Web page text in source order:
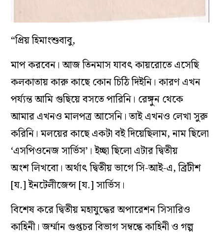
“প্রিয় হিমাংশুবাবু,
মাপ করবেন। আজ তিনমাস যাবৎ কায়রোতে এসেছি
কলকাতায় কারু কাছে কোন চিঠি দিইনি। কারণ এখন
পর্য্যন্ত আমি গুছিয়ে বসতে পারিনি। রেঙ্গুন থেকে
আমার এখনও মালপত্র আসেনি। তাই এখনও লেখা সুরু
করিনি। মলয়ের কাছে একটা বই দিয়েছিলাম, নাম ছিলো
‘এসপিওনেজ সার্ভিস’। ইচ্ছা ছিলো এটার দ্বিতীয়
অংশ লিখবো। অর্থাৎ দ্বিতীয় ভাগে সি-আই-এ, ব্রিটীশ
[য.] ইনটেলীজেন্স [য.] সার্ভিস।
বিশেষ করে দ্বিতীয় মহাযুদ্ধের অপারেশন সিসারিও
কাহিনী। জর্ম্মান গুপ্তচর বিভাগ সম্বন্ধে কাহিনী ও গল্প